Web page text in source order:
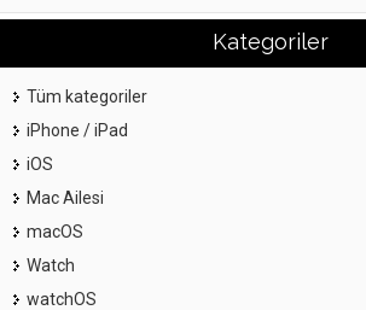
Kategoriler
Tüm kategoriler
iPhone / iPad
iOS
Mac Ailesi
macOS
Watch
watchOS